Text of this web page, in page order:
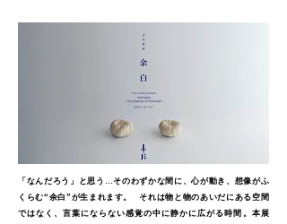
「なんだろう」と思う…そのわずかな間に、心が動き、想像がふ
くらむ“余白”が生まれます。 それは物と物のあいだにある空間
ではなく、言葉にならない感覚の中に静かに広がる時間。本展